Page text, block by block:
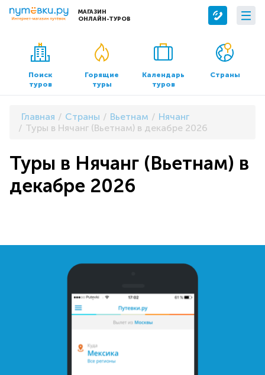
МАГАЗИН
ОНЛАЙН-ТУРОВ
Сервисы
Бронирование отелей
Трансфер
О компании
О нас
Контакты
Документы и реквизиты
Поиск
туров
Горящие
туры
Календарь
туров
Страны
Главная Страны Вьетнам
Нячанг
Туры в Нячанг (Вьетнам) в декабре 2026
Туры в Нячанг (Вьетнам) в
декабре 2026